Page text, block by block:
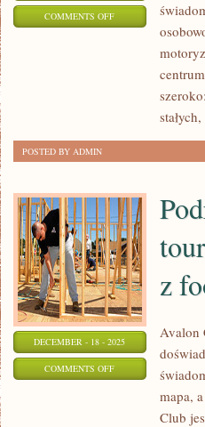
COMMENTS OFFON
PIELĘGNACJA
POSTED BY ADMIN
DECEMBER - 18 - 2025
COMMENTS OFFON
KULINARNE
z
Avalon
mapa,
Club